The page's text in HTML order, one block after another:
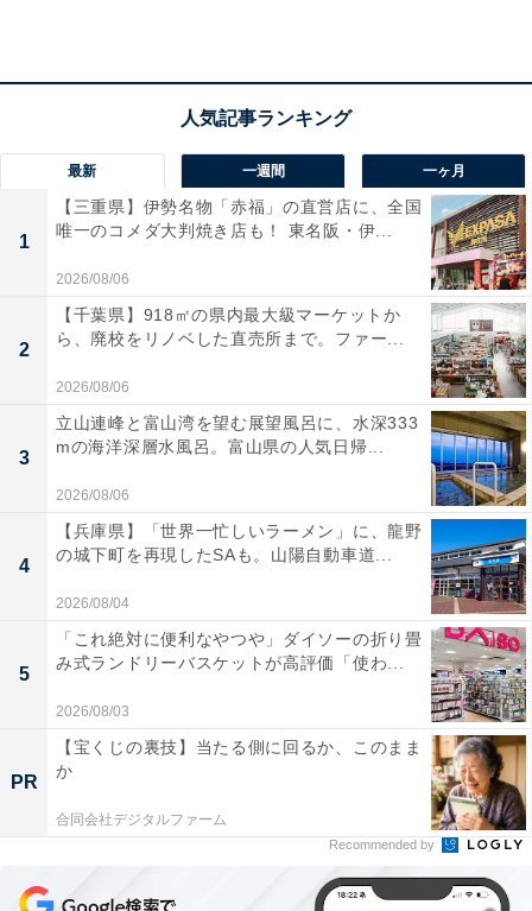
「尾道平原温泉 ぽっぽの湯」の口コミは？
「尾道平原温泉 ぽっぽの湯」には以下のような口コミが
寄せられています。
露天風呂は開放感があり、山々の景色を眺めながら
ゆったりと浸かれました。信楽焼のつぼ風呂はひと
つの浴槽を独り占めできる贅沢感があり、プライベ
漢方薬草サウナは7種の植物の蒸気を体中で感じら
最新 一週間 一ヶ月
1
【三重県】伊勢名物「赤福」の直営店に、全国
唯一のコメダ大判焼き店も！ 東名阪・伊...
2026/08/06
2
【千葉県】918㎡の県内最大級マーケットか
ら、廃校をリノベした直売所まで。ファー...
2026/08/06
3
立山連峰と富山湾を望む展望風呂に、水深333
mの海洋深層水風呂。富山県の人気日帰...
2026/08/06
4
【兵庫県】「世界一忙しいラーメン」に、龍野
の城下町を再現したSAも。山陽自動車道...
2026/08/04
5
「これ絶対に便利なやつや」ダイソーの折り畳
み式ランドリーバスケットが高評価「使わ...
2026/08/03
PR
【宝くじの裏技】当たる側に回るか、このまま
か
合同会社デジタルファーム
Recommended by